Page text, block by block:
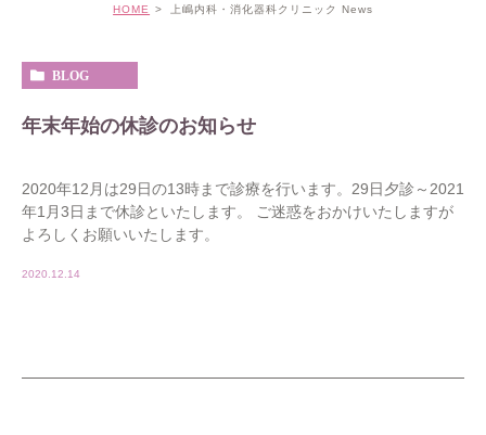
HOME 上嶋内科・消化器科クリニック News
BLOG
年末年始の休診のお知らせ
2020年12月は29日の13時まで診療を行います。29日夕診～2021
年1月3日まで休診といたします。 ご迷惑をおかけいたしますが
よろしくお願いいたします。
2020.12.14